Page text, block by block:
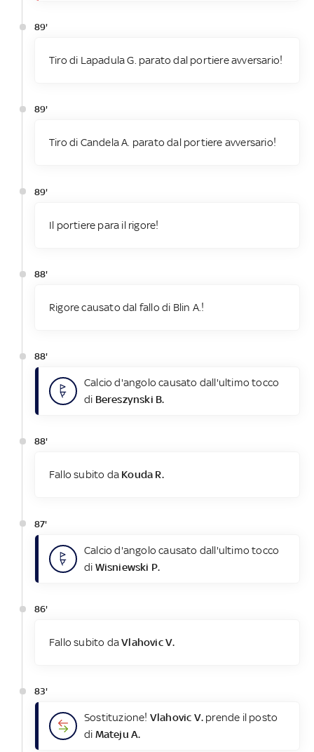
89'
Tiro di Lapadula G. parato dal portiere avversario!
89'
Tiro di Candela A. parato dal portiere avversario!
89'
Il portiere para il rigore!
88'
Rigore causato dal fallo di Blin A.!
88'
Calcio d'angolo causato dall'ultimo tocco
di Bereszynski B.
88'
Fallo subito da Kouda R.
87'
Calcio d'angolo causato dall'ultimo tocco
di Wisniewski P.
86'
Fallo subito daVlahovic V.
83'
Sostituzione! Vlahovic V. prende il posto
di Mateju A.